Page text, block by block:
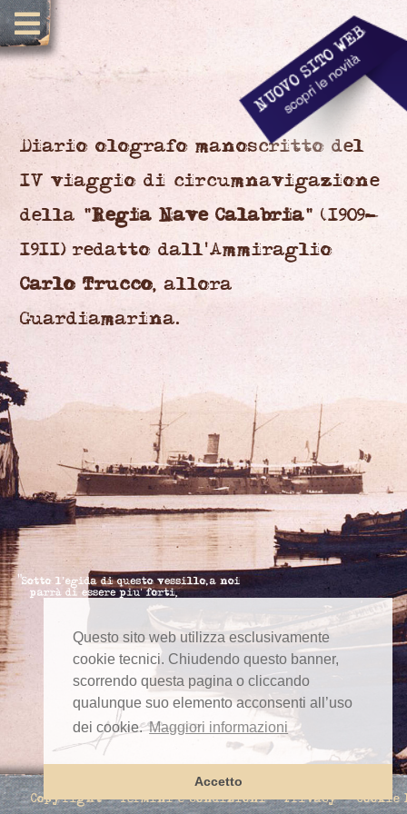
Questo sito web utilizza esclusivamente
cookie tecnici. Chiudendo questo banner,
scorrendo questa pagina o cliccando
qualunque suo elemento acconsenti all’uso
dei cookie.Maggiori informazioni
Accetto
Diario olografo manoscritto del
IV viaggio di circumnavigazione
della "Regia Nave Calabria" (1909-
1911) redatto dall'Ammiraglio
Carlo Trucco, allora
Guardiamarina.
Copyright Termini e condizioni Privacy Cookie